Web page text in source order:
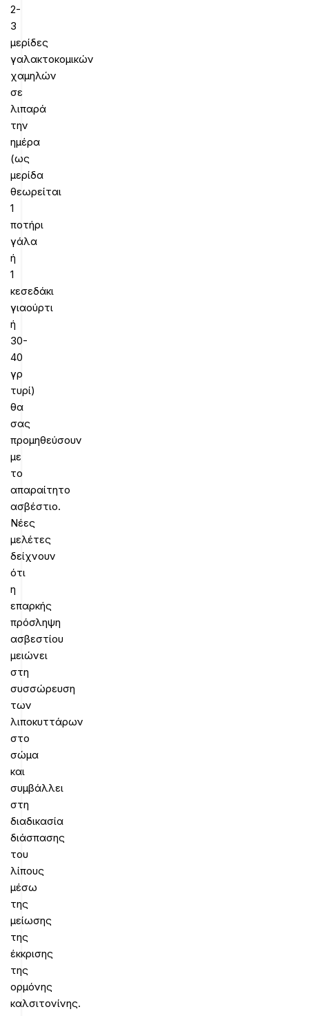
2-
3
μερίδες
γαλακτοκομικών
χαμηλών
σε
λιπαρά
την
ημέρα
(ως
μερίδα
θεωρείται
1
ποτήρι
γάλα
ή
1
κεσεδάκι
γιαούρτι
ή
30-
40
γρ
τυρί)
θα
σας
προμηθεύσουν
με
το
απαραίτητο
ασβέστιο.
Νέες
μελέτες
δείχνουν
ότι
η
επαρκής
πρόσληψη
ασβεστίου
μειώνει
στη
συσσώρευση
των
λιποκυττάρων
στο
σώμα
και
συμβάλλει
στη
διαδικασία
διάσπασης
του
λίπους
μέσω
της
μείωσης
της
έκκρισης
της
ορμόνης
καλσιτονίνης.